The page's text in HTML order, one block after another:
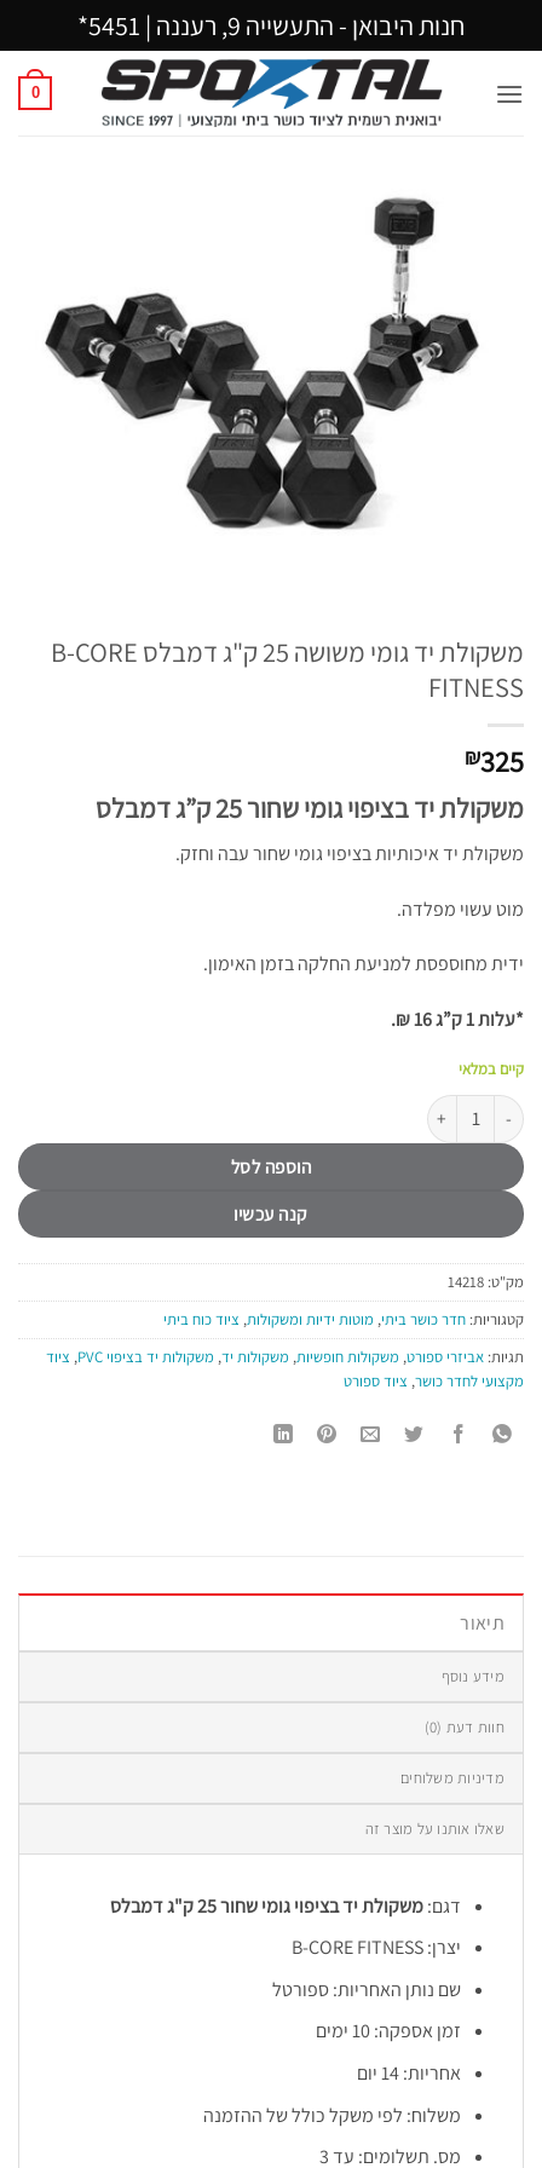
חנות היבואן - התעשייה 9, רעננה | 5451*
0
משקולת יד גומי משושה 25 ק"ג דמבלס B-CORE
FITNESS
₪325
משקולת יד בציפוי גומי שחור 25 ק”ג דמבלס
משקולת יד איכותיות בציפוי גומי שחור עבה וחזק.
מוט עשוי מפלדה.
ידית מחוספסת למניעת החלקה בזמן האימון.
*עלות 1 ק”ג 16 ₪.
קיים במלאי
כמות של משקולת יד גומי משושה 25 ק"ג דמבלס B-CORE FITNESS
הוספה לסל
קנה עכשיו
מק"ט: 14218
קטגוריות: חדר כושר ביתי, מוטות ידיות ומשקולות, ציוד כוח ביתי
תגיות: אביזרי ספורט, משקולות חופשיות, משקולות יד, משקולות יד בציפוי PVC , ציוד
מקצועי לחדר כושר, ציוד ספורט
תיאור
מידע נוסף
חוות דעת (0)
מדיניות משלוחים
שאלו אותנו על מוצר זה
דגם:משקולת יד בציפוי גומי שחור 25 ק"ג דמבלס
יצרן: B-CORE FITNESS
שם נותן האחריות: ספורטל
זמן אספקה: 10 ימים
אחריות: 14 יום
משלוח: לפי משקל כולל של ההזמנה
מס. תשלומים: עד 3